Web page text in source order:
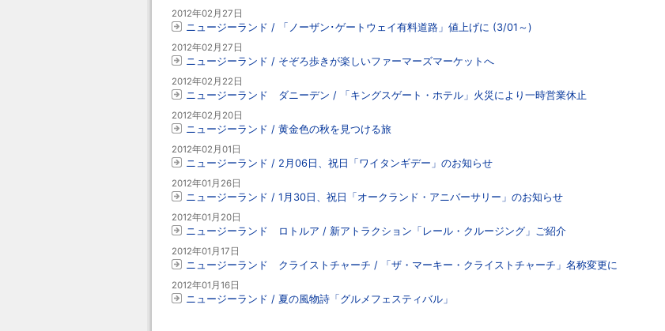
2012年02月27日
ニュージーランド / 「ノーザン･ゲートウェイ有料道路」値上げに (3/01～)
2012年02月27日
ニュージーランド / そぞろ歩きが楽しいファーマーズマーケットへ
2012年02月22日
ニュージーランド ダニーデン / 「キングスゲート・ホテル」火災により一時営業休止
2012年02月20日
ニュージーランド / 黄金色の秋を見つける旅
2012年02月01日
ニュージーランド / 2月06日、祝日「ワイタンギデー」のお知らせ
2012年01月26日
ニュージーランド / 1月30日、祝日「オークランド・アニバーサリー」のお知らせ
2012年01月20日
ニュージーランド ロトルア / 新アトラクション「レール・クルージング」ご紹介
2012年01月17日
ニュージーランド クライストチャーチ / 「ザ・マーキー・クライストチャーチ」名称変更に
2012年01月16日
ニュージーランド / 夏の風物詩「グルメフェスティバル」